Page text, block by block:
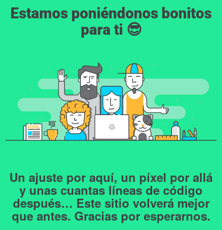
Estamos poniéndonos bonitos
para ti 😎
Un ajuste por aquí, un píxel por allá
y unas cuantas líneas de código
después… Este sitio volverá mejor
que antes. Gracias por esperarnos.